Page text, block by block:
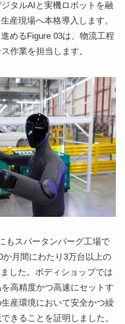
タルAIと実機ロボットを融
産現場へ本格導入します。
めるFigure 03は、物流工程
作業を担当します。
もスパータンバーグ工場で
か月間にわたり3万台以上の
した。ボディショップでは
高精度かつ高速にセットす
産環境において安全かつ繰
きることを証明しました。